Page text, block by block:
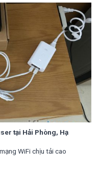
tại Hải Phòng, Hạ
WiFi chịu tải cao